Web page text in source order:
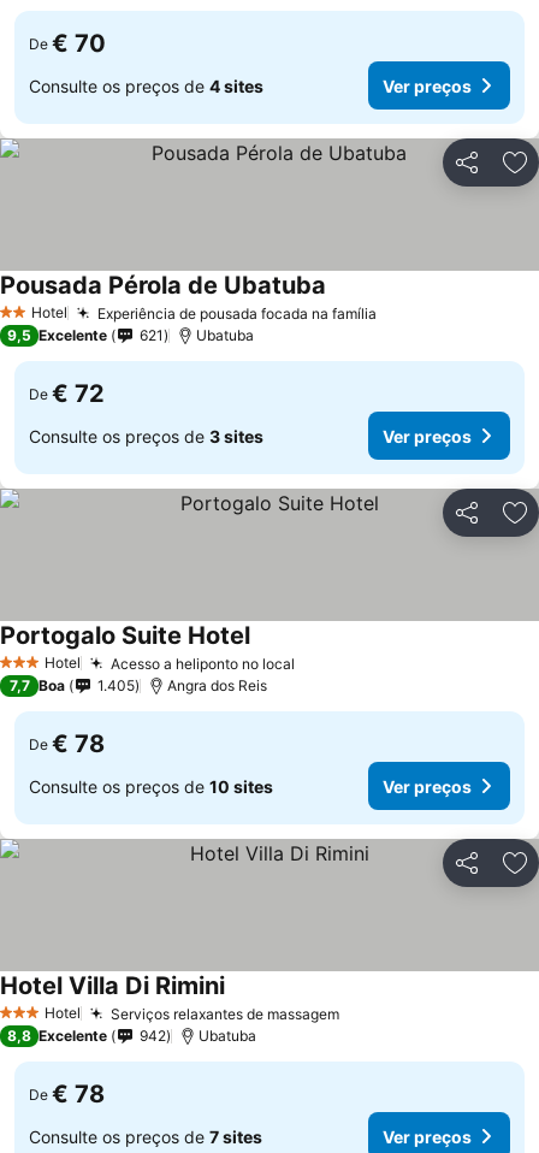
De € 70
Consulte os preços de 4 sites Ver preços
Partilhar
2 Estrelas
Hotel Experiência de pousada focada na família
Pousada Pérola de Ubatuba
9,5 Excelente 621 Ubatuba
De € 72
Consulte os preços de 3 sites Ver preços
Partilhar
3 EstrelasHotel Acesso a heliponto no local
Portogalo Suite Hotel
7,7 Boa 1.405 Angra dos Reis
De € 78
Consulte os preços de 10 sites Ver preços
Partilhar
3 EstrelasHotel Serviços relaxantes de massagem
Hotel Villa Di Rimini
8,8 Excelente 942 Ubatuba
De € 78
Consulte os preços de 7 sites Ver preços